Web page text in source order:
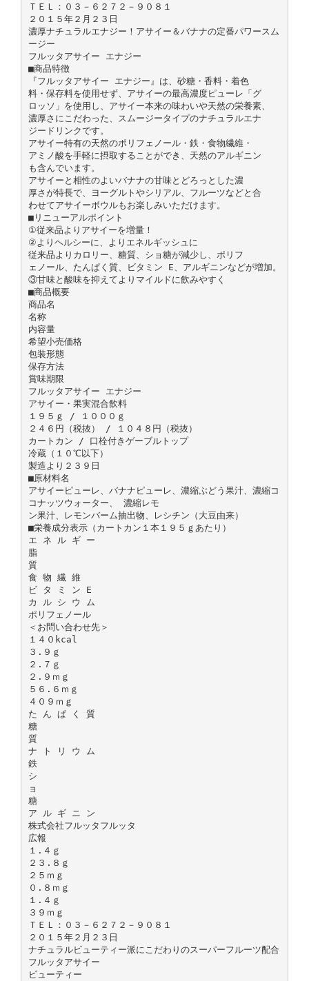
ＴＥＬ：０３－６２７２－９０８１
２０１５年２月２３日
濃厚ナチュラルエナジー！アサイー＆バナナの定番パワースム
ージー
フルッタアサイー エナジー
■商品特徴
『フルッタアサイー エナジー』は、砂糖・香料・着色
料・保存料を使用せず、アサイーの最高濃度ピューレ「グ
ロッソ」を使用し、アサイー本来の味わいや天然の栄養素、
濃厚さにこだわった、スムージータイプのナチュラルエナ
ジードリンクです。
アサイー特有の天然のポリフェノール・鉄・食物繊維・
アミノ酸を手軽に摂取することができ、天然のアルギニン
も含んでいます。
アサイーと相性のよいバナナの甘味とどろっとした濃
厚さが特長で、ヨーグルトやシリアル、フルーツなどと合
わせてアサイーボウルもお楽しみいただけます。
■リニューアルポイント
①従来品よりアサイーを増量！
②よりヘルシーに、よりエネルギッシュに
従来品よりカロリー、糖質、ショ糖が減少し、ポリフ
ェノール、たんぱく質、ビタミン E、アルギニンなどが増加。
③甘味と酸味を抑えてよりマイルドに飲みやすく
■商品概要
商品名
名称
内容量
希望小売価格
包装形態
保存方法
賞味期限
フルッタアサイー エナジー
アサイー・果実混合飲料
１９５ｇ / １０００ｇ
２４６円（税抜） / １０４８円（税抜）
カートカン / 口栓付きゲーブルトップ
冷蔵（１０℃以下）
製造より２３９日
■原材料名
アサイーピューレ、バナナピューレ、濃縮ぶどう果汁、濃縮コ
コナッツウォーター、 濃縮レモ
ン果汁、レモンバーム抽出物、レシチン（大豆由来）
■栄養成分表示（カートカン１本１９５ｇあたり）
エ ネ ル ギ ー
脂
質
食 物 繊 維
ビ タ ミ ン E
カ ル シ ウ ム
ポリフェノール
＜お問い合わせ先＞
１４０kcal
３.９ｇ
２.７ｇ
２.９ｍｇ
５６.６ｍｇ
４０９ｍｇ
た ん ぱ く 質
糖
質
ナ ト リ ウ ム
鉄
シ
ョ
糖
ア ル ギ ニ ン
株式会社フルッタフルッタ
広報
１.４ｇ
２３.８ｇ
２５ｍｇ
０.８ｍｇ
１.４ｇ
３９ｍｇ
ＴＥＬ：０３－６２７２－９０８１
２０１５年２月２３日
ナチュラルビューティー派にこだわりのスーパーフルーツ配合
フルッタアサイー
ビューティー